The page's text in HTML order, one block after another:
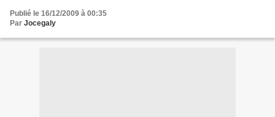
Publié le 16/12/2009 à 00:35
Par Jocegaly